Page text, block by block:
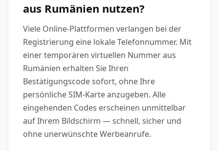
aus Rumänien nutzen?
Viele Online-Plattformen verlangen bei der
Registrierung eine lokale Telefonnummer. Mit
einer temporären virtuellen Nummer aus
Rumänien erhalten Sie Ihren
Bestätigungscode sofort, ohne Ihre
persönliche SIM-Karte anzugeben. Alle
eingehenden Codes erscheinen unmittelbar
auf Ihrem Bildschirm — schnell, sicher und
ohne unerwünschte Werbeanrufe.